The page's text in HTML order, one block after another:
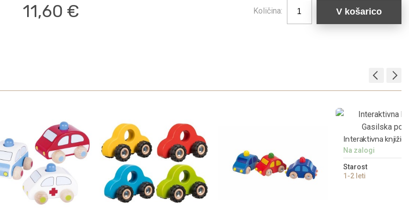
11,60 € Količina: V košarico
Interaktivna
Gasilska postaja
Na zalogi
Starost
1-2 leti